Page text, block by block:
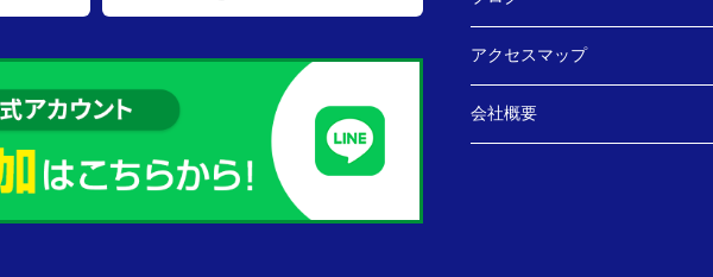
アクセスマップ
会社概要